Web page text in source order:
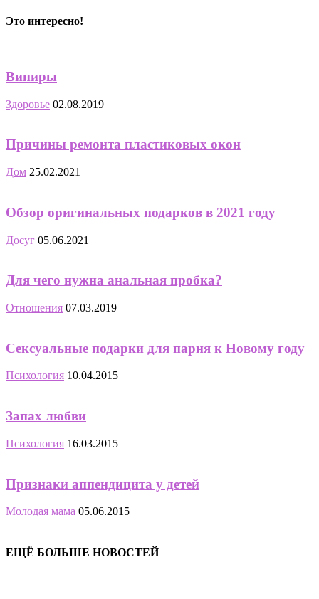
Это интересно!
Виниры
Здоровье 02.08.2019
Причины ремонта пластиковых окон
Дом 25.02.2021
Обзор оригинальных подарков в 2021 году
Досуг 05.06.2021
Для чего нужна анальная пробка?
Отношения 07.03.2019
Сексуальные подарки для парня к Новому году
Психология 10.04.2015
Запах любви
Психология 16.03.2015
Признаки аппендицита у детей
Молодая мама 05.06.2015
ЕЩЁ БОЛЬШЕ НОВОСТЕЙ